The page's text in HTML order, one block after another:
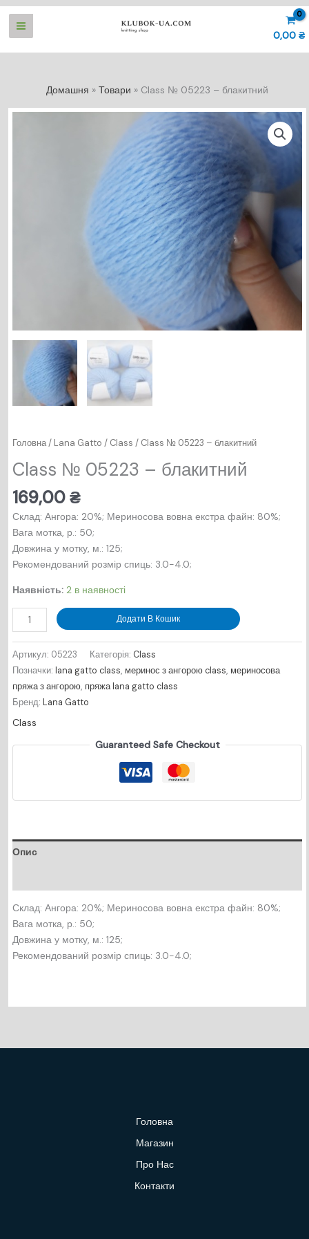
Перейти
0,00 ₴
Домашня Товари Class № 05223 – блакитний
Головна/ Lana Gatto / Class / Class № 05223 – блакитний
Class № 05223 – блакитний
169,00₴
Склад: Ангора: 20%; Мериносова вовна екстра файн: 80%;
Вага мотка, р.: 50;
Довжина у мотку, м.: 125;
Рекомендований розмір спиць: 3.0-4.0;
Наявність: 2 в наявності
Class
№
05223
кількість
Додати В Кошик
Артикул: 05223 Категорія: Class
Позначки: lana gatto class, меринос з ангорою class, мериносова
пряжа з ангорою, пряжа lana gatto class
Бренд: Lana Gatto
Class
Guaranteed Safe Checkout
Опис
Склад: Ангора: 20%; Мериносова вовна екстра файн: 80%;
Вага мотка, р.: 50;
Довжина у мотку, м.: 125;
Рекомендований розмір спиць: 3.0-4.0;
Головна
Магазин
Про Нас
Контакти